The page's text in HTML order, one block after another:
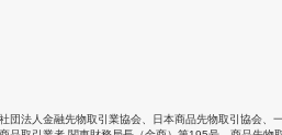
団法人金融先物取引業協会 日本商品先物取引協会